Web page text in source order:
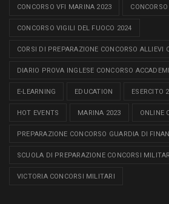
CONCORSO VFI MARINA 2023
CONCORSO VIGILI DEL FUOCO 2024
CORSI DI PREPARAZIONE CONCORSO ALLIEVI
DIARIO PROVA INGLESE CONCORSO
E-LEARNING EDUCATION ESERCITO
HOT EVENTS MARINA 2023 ONLINE
PREPARAZIONE CONCORSO GUARDIA DI
SCUOLA DI PREPARAZIONE CONCORSI
VICTORIA CONCORSI MILITARI